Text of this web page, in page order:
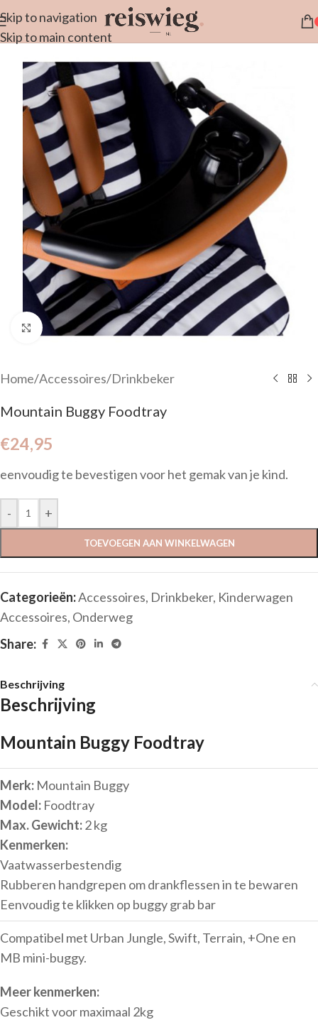
Skip to navigation
Skip to main content
Click to enlarge
Home/Accessoires/Drinkbeker
Mountain Buggy Foodtray
€24,95
eenvoudig te bevestigen voor het gemak van je kind.
- +
TOEVOEGEN AAN WINKELWAGEN
Categorieën:Accessoires, Drinkbeker, Kinderwagen
Accessoires, Onderweg
Share:
Beschrijving
Beschrijving
Mountain Buggy Foodtray
Merk: Mountain Buggy
Model: Foodtray
Max. Gewicht:2 kg
Kenmerken:
Vaatwasserbestendig
Rubberen handgrepen om drankflessen in te bewaren
Eenvoudig te klikken op buggy grab bar
Compatibel met Urban Jungle, Swift, Terrain, +One en
MB mini-buggy.
Meer kenmerken:
Geschikt voor maximaal 2kg